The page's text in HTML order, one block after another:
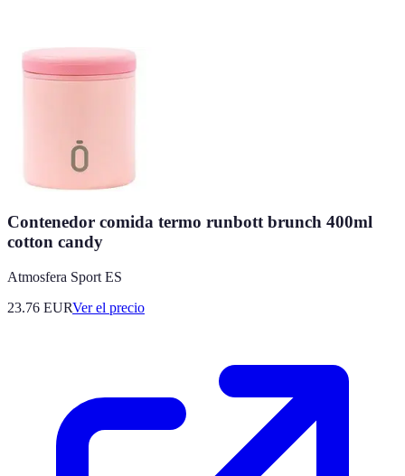
Contenedor comida termo runbott brunch 400ml
cotton candy
Atmosfera Sport ES
23.76 EURVer el precio